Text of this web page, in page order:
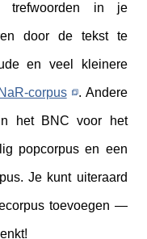
in je
door de tekst te
en veel kleinere
corpus . Andere
het BNC voor het
popcorpus en een
Je kunt uiteraard
toevoegen —